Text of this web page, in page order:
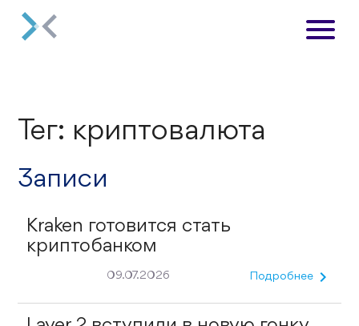
Тег: криптовалюта
Записи
Kraken готовится стать
криптобанком
09.07.2026 Подробнее chevron_right